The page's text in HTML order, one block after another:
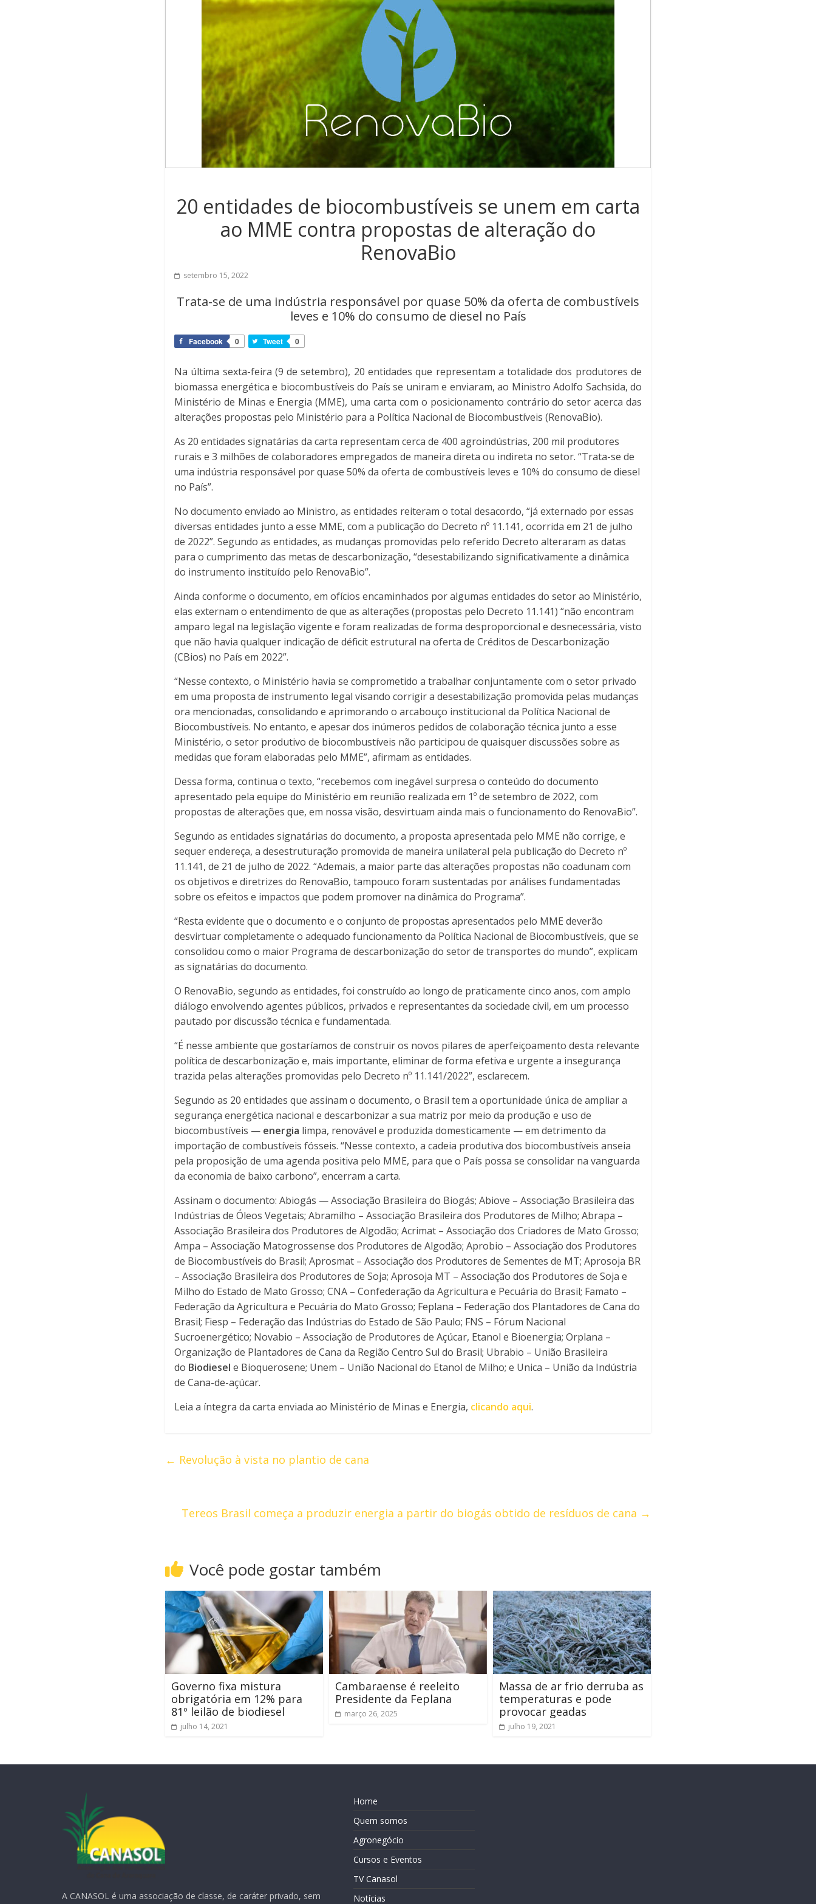
20 entidades de biocombustíveis se unem em carta
ao MME contra propostas de alteração do
RenovaBio
setembro 15, 2022
Trata-se de uma indústria responsável por quase 50% da oferta de combustíveis
leves e 10% do consumo de diesel no País
Facebook 0 Tweet 0
Na última sexta-feira (9 de setembro), 20 entidades que representam a totalidade dos produtores de
biomassa energética e biocombustíveis do País se uniram e enviaram, ao Ministro Adolfo Sachsida, do
Ministério de Minas e Energia (MME), uma carta com o posicionamento contrário do setor acerca das
alterações propostas pelo Ministério para a Política Nacional de Biocombustíveis (RenovaBio).
As 20 entidades signatárias da carta representam cerca de 400 agroindústrias, 200 mil produtores
rurais e 3 milhões de colaboradores empregados de maneira direta ou indireta no setor. “Trata-se de
uma indústria responsável por quase 50% da oferta de combustíveis leves e 10% do consumo de diesel
no País”.
No documento enviado ao Ministro, as entidades reiteram o total desacordo, “já externado por essas
diversas entidades junto a esse MME, com a publicação do Decreto nº 11.141, ocorrida em 21 de julho
de 2022”. Segundo as entidades, as mudanças promovidas pelo referido Decreto alteraram as datas
para o cumprimento das metas de descarbonização, “desestabilizando significativamente a dinâmica
do instrumento instituído pelo RenovaBio”.
Ainda conforme o documento, em ofícios encaminhados por algumas entidades do setor ao Ministério,
elas externam o entendimento de que as alterações (propostas pelo Decreto 11.141) “não encontram
amparo legal na legislação vigente e foram realizadas de forma desproporcional e desnecessária, visto
que não havia qualquer indicação de déficit estrutural na oferta de Créditos de Descarbonização
(CBios) no País em 2022”.
“Nesse contexto, o Ministério havia se comprometido a trabalhar conjuntamente com o setor privado
em uma proposta de instrumento legal visando corrigir a desestabilização promovida pelas mudanças
ora mencionadas, consolidando e aprimorando o arcabouço institucional da Política Nacional de
Biocombustíveis. No entanto, e apesar dos inúmeros pedidos de colaboração técnica junto a esse
Ministério, o setor produtivo de biocombustíveis não participou de quaisquer discussões sobre as
medidas que foram elaboradas pelo MME”, afirmam as entidades.
Dessa forma, continua o texto, “recebemos com inegável surpresa o conteúdo do documento
apresentado pela equipe do Ministério em reunião realizada em 1º de setembro de 2022, com
propostas de alterações que, em nossa visão, desvirtuam ainda mais o funcionamento do RenovaBio”.
Segundo as entidades signatárias do documento, a proposta apresentada pelo MME não corrige, e
sequer endereça, a desestruturação promovida de maneira unilateral pela publicação do Decreto nº
11.141, de 21 de julho de 2022. “Ademais, a maior parte das alterações propostas não coadunam com
os objetivos e diretrizes do RenovaBio, tampouco foram sustentadas por análises fundamentadas
sobre os efeitos e impactos que podem promover na dinâmica do Programa”.
“Resta evidente que o documento e o conjunto de propostas apresentados pelo MME deverão
desvirtuar completamente o adequado funcionamento da Política Nacional de Biocombustíveis, que se
consolidou como o maior Programa de descarbonização do setor de transportes do mundo”, explicam
as signatárias do documento.
O RenovaBio, segundo as entidades, foi construído ao longo de praticamente cinco anos, com amplo
diálogo envolvendo agentes públicos, privados e representantes da sociedade civil, em um processo
pautado por discussão técnica e fundamentada.
“É nesse ambiente que gostaríamos de construir os novos pilares de aperfeiçoamento desta relevante
política de descarbonização e, mais importante, eliminar de forma efetiva e urgente a insegurança
trazida pelas alterações promovidas pelo Decreto nº 11.141/2022”, esclarecem.
Segundo as 20 entidades que assinam o documento, o Brasil tem a oportunidade única de ampliar a
segurança energética nacional e descarbonizar a sua matriz por meio da produção e uso de
biocombustíveis — energia limpa, renovável e produzida domesticamente — em detrimento da
importação de combustíveis fósseis. “Nesse contexto, a cadeia produtiva dos biocombustíveis anseia
pela proposição de uma agenda positiva pelo MME, para que o País possa se consolidar na vanguarda
da economia de baixo carbono”, encerram a carta.
Assinam o documento: Abiogás — Associação Brasileira do Biogás; Abiove – Associação Brasileira das
Indústrias de Óleos Vegetais; Abramilho – Associação Brasileira dos Produtores de Milho; Abrapa –
Associação Brasileira dos Produtores de Algodão; Acrimat – Associação dos Criadores de Mato Grosso;
Ampa – Associação Matogrossense dos Produtores de Algodão; Aprobio – Associação dos Produtores
de Biocombustíveis do Brasil; Aprosmat – Associação dos Produtores de Sementes de MT; Aprosoja BR
– Associação Brasileira dos Produtores de Soja; Aprosoja MT – Associação dos Produtores de Soja e
Milho do Estado de Mato Grosso; CNA – Confederação da Agricultura e Pecuária do Brasil; Famato –
Federação da Agricultura e Pecuária do Mato Grosso; Feplana – Federação dos Plantadores de Cana do
Brasil; Fiesp – Federação das Indústrias do Estado de São Paulo; FNS – Fórum Nacional
Sucroenergético; Novabio – Associação de Produtores de Açúcar, Etanol e Bioenergia; Orplana –
Organização de Plantadores de Cana da Região Centro Sul do Brasil; Ubrabio – União Brasileira
do Biodiesel e Bioquerosene; Unem – União Nacional do Etanol de Milho; e Unica – União da Indústria
de Cana-de-açúcar.
Leia a íntegra da carta enviada ao Ministério de Minas e Energia, clicando aqui.
← Revolução à vista no plantio de cana
Tereos Brasil começa a produzir energia a partir do biogás obtido de resíduos de cana →
Você pode gostar também
Governo fixa mistura
obrigatória em 12% para
81º leilão de biodiesel
julho 14, 2021
Cambaraense é reeleito
Presidente da Feplana
março 26, 2025
Massa de ar frio derruba as
temperaturas e pode
provocar geadas
julho 19, 2021
A CANASOL é uma associação de classe, de caráter privado, sem
Home
Quem somos
Agronegócio
Cursos e Eventos
TV Canasol
Notícias